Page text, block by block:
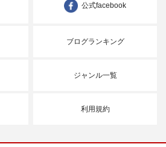
公式facebook
ブログランキング
ジャンル一覧
利用規約